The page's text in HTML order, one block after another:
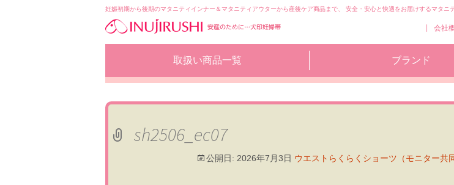
妊娠初期から後期のマタニティインナー＆マタニティアウターから産後ケア商品まで、 安全・安心と快適をお届けするマタニ
コ
ン
へ
会社
取扱い商品一覧 ブランド
sh2506_ec07
公開日: 2026年7月3日 ウエストらくらくショーツ（モニター共同